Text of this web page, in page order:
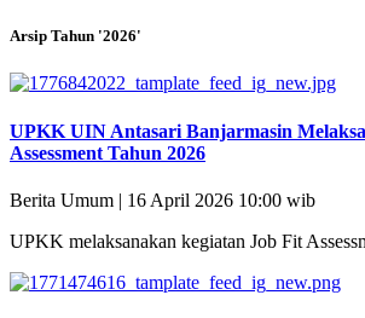
Arsip Tahun '2026'
UPKK UIN Antasari Banjarmasin
Assessment Tahun 2026
Berita Umum | 16 April 2026 10:00 wib
UPKK melaksanakan kegiatan Job Fit